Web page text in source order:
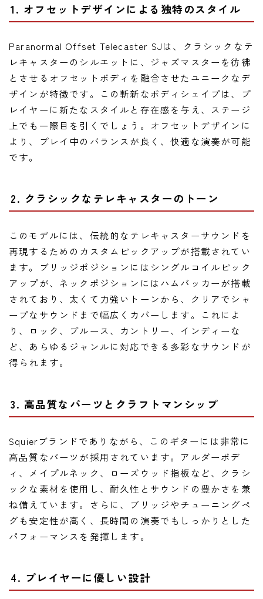
1. オフセットデザインによる独特のスタイル
Paranormal Offset Telecaster SJは、クラシックなテ
レキャスターのシルエットに、ジャズマスターを彷彿
とさせるオフセットボディを融合させたユニークなデ
ザインが特徴です。この斬新なボディシェイプは、プ
レイヤーに新たなスタイルと存在感を与え、ステージ
上でも一際目を引くでしょう。オフセットデザインに
より、プレイ中のバランスが良く、快適な演奏が可能
です。
2. クラシックなテレキャスターのトーン
このモデルには、伝統的なテレキャスターサウンドを
再現するためのカスタムピックアップが搭載されてい
ます。ブリッジポジションにはシングルコイルピック
アップが、ネックポジションにはハムバッカーが搭載
されており、太くて力強いトーンから、クリアでシャ
ープなサウンドまで幅広くカバーします。これによ
り、ロック、ブルース、カントリー、インディーな
ど、あらゆるジャンルに対応できる多彩なサウンドが
得られます。
3. 高品質なパーツとクラフトマンシップ
Squierブランドでありながら、このギターには非常に
高品質なパーツが採用されています。アルダーボデ
ィ、メイプルネック、ローズウッド指板など、クラシ
ックな素材を使用し、耐久性とサウンドの豊かさを兼
ね備えています。さらに、ブリッジやチューニングペ
グも安定性が高く、長時間の演奏でもしっかりとした
パフォーマンスを発揮します。
4. プレイヤーに優しい設計